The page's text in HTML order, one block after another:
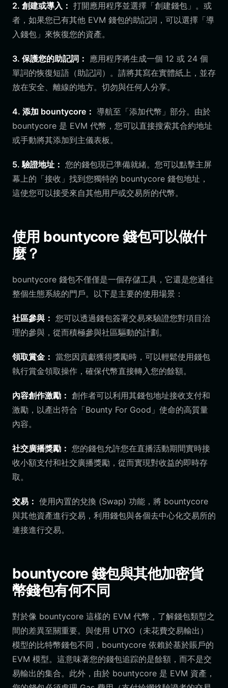
2. 創建或導入： 打開應用程序並選擇「創建錢包」。或
者，如果您已有其他 EVM 錢包的助記詞，可以選擇「導
入錢包」來恢復您的資產。
3. 保護您的助記詞： 應用程序將生成一個 12 或 24 個
單詞的恢復短語（助記詞）。請將其寫在實體紙上，並存
放在安全、離線的地方。切勿與任何人分享。
4. 添加 bountycore： 導航至「添加代幣」部分。由於
bountycore 是 EVM 代幣，您可以直接搜索其合約地址
或手動將其添加到主儀表板。
5. 驗證地址： 您的錢包現已準備就緒。您可以點擊主屏
幕上的「接收」找到您獨特的 bountycore 錢包地址，
這使您可以接受來自其他用戶或交易所的代幣。
使用 bountycore 錢包可以做什
麼？
bountycore 錢包不僅僅是一個存儲工具，它還是您通往
整個生態系統的門戶。以下是主要的使用場景：
社區參與： 您可以透過錢包簽署交易來驗證您對項目治
理的參與，從而積極參與社區驅動的計劃。
領取賞金： 當您因貢獻獲得獎勵時，可以輕鬆使用錢包
執行賞金領取操作，確保代幣直接轉入您的餘額。
內容創作激勵： 創作者可以利用其錢包地址接收支付和
激勵，以產出符合「Bounty For Good」使命的高質量
內容。
社交廣播獎勵： 您的錢包允許您在直播活動期間實時接
收小額支付和社交廣播獎勵，從而實現對收益的即時存
取。
交易： 使用內置的兌換 (Swap) 功能，將 bountycore
與其他資產進行交易，利用錢包與各個去中心化交易所的
連接進行交易。
bountycore 錢包與其他加密貨
幣錢包有何不同
對於像 bountycore 這樣的 EVM 代幣，了解錢包類型之
間的差異至關重要。與使用 UTXO（未花費交易輸出）
模型的比特幣錢包不同，bountycore 依賴於基於賬戶的
EVM 模型。這意味著您的錢包追踪的是餘額，而不是交
易輸出的集合。此外，由於 bountycore 是 EVM 資產，